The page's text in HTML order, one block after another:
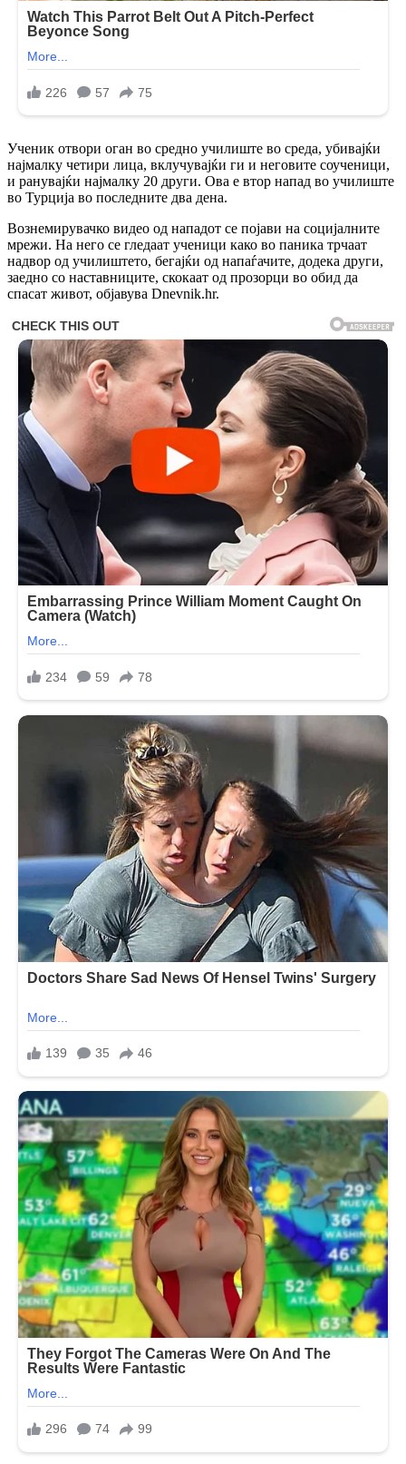
Ученик отвори оган во средно училиште во среда, убивајќи
најмалку четири лица, вклучувајќи ги и неговите соученици,
и ранувајќи најмалку 20 други. Ова е втор напад во училиште
во Турција во последните два дена.
Вознемирувачко видео од нападот се појави на социјалните
мрежи. На него се гледаат ученици како во паника трчаат
надвор од училиштето, бегајќи од напаѓачите, додека други,
заедно со наставниците, скокаат од прозорци во обид да
спасат живот, објавува Dnevnik.hr.